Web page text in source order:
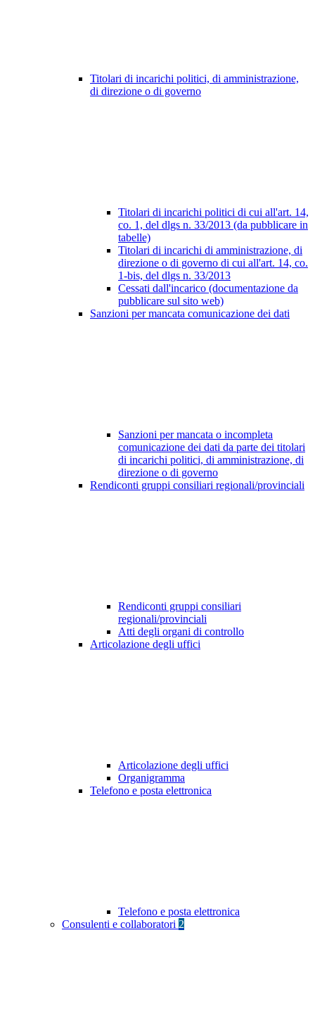
Titolari di incarichi politici, di amministrazione,
di direzione o di governo
Titolari di incarichi politici di cui all'art. 14,
co. 1, del dlgs n. 33/2013 (da pubblicare in
tabelle)
Titolari di incarichi di amministrazione, di
direzione o di governo di cui all'art. 14, co.
1-bis, del dlgs n. 33/2013
Cessati dall'incarico (documentazione da
pubblicare sul sito web)
Sanzioni per mancata comunicazione dei dati
Sanzioni per mancata o incompleta
comunicazione dei dati da parte dei titolari
di incarichi politici, di amministrazione, di
direzione o di governo
Rendiconti gruppi consiliari regionali/provinciali
Rendiconti gruppi consiliari
regionali/provinciali
Atti degli organi di controllo
Articolazione degli uffici
Articolazione degli uffici
Organigramma
Telefono e posta elettronica
Telefono e posta elettronica
Consulenti e collaboratori 2